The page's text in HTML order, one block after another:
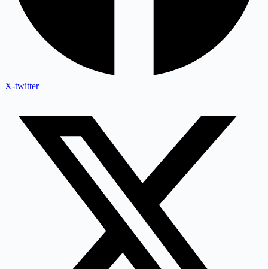
X-twitter